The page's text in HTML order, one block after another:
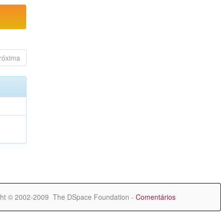
© 2002-2009 The DSpace Foundation - Comentários